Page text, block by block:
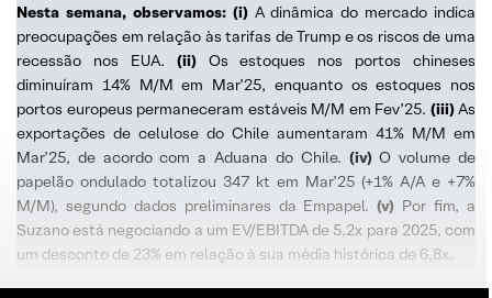
Nesta semana, observamos: (i)A dinâmica do mercado indica
preocupações em relação às tarifas de Trump e os riscos de uma
recessão nos EUA. (ii)Os estoques nos portos chineses
diminuíram 14% M/M em Mar’25, enquanto os estoques nos
portos europeus permaneceram estáveis M/M em Fev’25. (iii)As
exportações de celulose do Chile aumentaram 41% M/M em
Mar’25, de acordo com a Aduana do Chile. (iv)O volume de
papelão ondulado totalizou 347 kt em Mar’25 (+1% A/A e +7%
M/M), segundo dados preliminares da Empapel.(v) Por fim, a
Suzano está negociando a um EV/EBITDA de 5,2x para 2025, com
um desconto de 23% em relação à sua média histórica de 6,8x.